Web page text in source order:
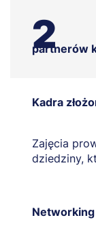
2
partnerów
Kadra
Zajęcia
dziedziny,